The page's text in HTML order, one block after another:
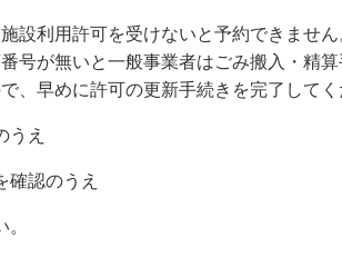
設利用許可を受けないと予約できませ
号が無いと一般事業者はごみ搬入・精
、早めに許可の更新手続きを完了してく
うえ
確認のうえ